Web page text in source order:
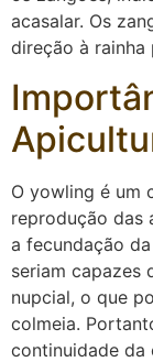
acasalar. Os
direção à rainha
O yowling é um
reprodução das
a fecundação
seriam capazes
nupcial, o que
colmeia.
continuidade da